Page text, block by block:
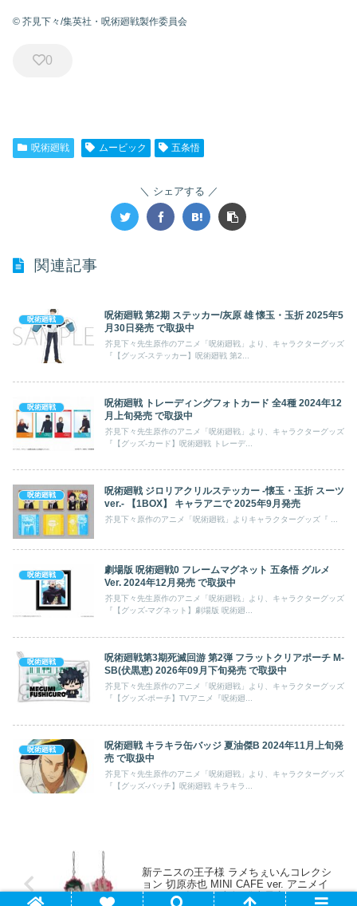
© 芥見下々/集英社・呪術廻戦製作委員会
0
呪術廻戦 ムービック 五条悟
シェアする
関連記事
呪術廻戦
呪術廻戦 第2期 ステッカー/灰原 雄 懐玉・玉折 2025年5
月30日発売 で取扱中
芥見下々先生原作のアニメ「呪術廻戦」より、キャラクターグッズ
『【グッズ-ステッカー】呪術廻戦 第2...
呪術廻戦
呪術廻戦 トレーディングフォトカード 全4種 2024年12
月上旬発売 で取扱中
芥見下々先生原作のアニメ「呪術廻戦」より、キャラクターグッズ
『【グッズ-カード】呪術廻戦 トレーデ...
呪術廻戦
呪術廻戦 ジロリアクリルステッカー -懐玉・玉折 スーツ
ver.- 【1BOX】 キャラアニで 2025年9月発売
呪術廻戦
劇場版 呪術廻戦0 フレームマグネット 五条悟 グルメ
Ver. 2024年12月発売 で取扱中
芥見下々先生原作のアニメ「呪術廻戦」より、キャラクターグッズ
『【グッズ-マグネット】劇場版 呪術廻...
呪術廻戦
呪術廻戦第3期死滅回游 第2弾 フラットクリアポーチ M-
SB(伏黒恵) 2026年09月下旬発売 で取扱中
芥見下々先生原作のアニメ「呪術廻戦」より、キャラクターグッズ
『【グッズ-ポーチ】TVアニメ『呪術廻...
呪術廻戦
呪術廻戦 キラキラ缶バッジ 夏油傑B 2024年11月上旬発
売 で取扱中
芥見下々先生原作のアニメ「呪術廻戦」より、キャラクターグッズ
『【グッズ-バッチ】呪術廻戦 キラキラ...
新テニスの王子様 ラメちぇいんコレクシ
ョン 切原赤也 MINI CAFE ver. アニメイ
トで2025年04月 上旬 発売予定